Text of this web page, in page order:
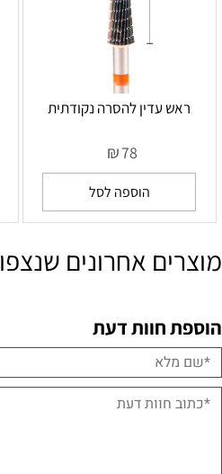
ראש עדין להסרה נקודתית
₪78
הוספה לסל
מוצרים אחרונים שנצפו
הוספת חוות דעת